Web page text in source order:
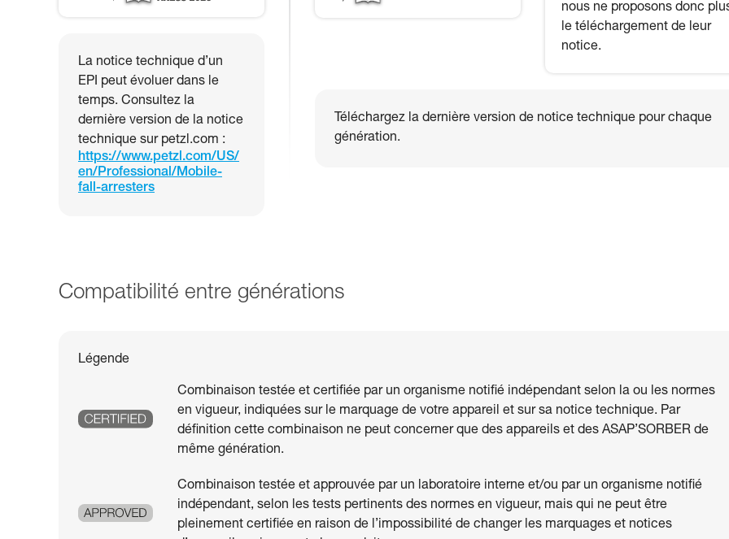
La notice technique d’un
EPI peut évoluer dans le
temps. Consultez la
dernière version de la notice
technique sur petzl.com :
https://www.petzl.com/US/
en/Professional/Mobile-
fall-arresters
nous ne proposons donc
le téléchargement de leur
notice.
Téléchargez la dernière version de notice technique pour chaque
génération.
Compatibilité entre générations
Légende
Combinaison testée et certifiée par un organisme notifié indépendant selon la ou les normes
en vigueur, indiquées sur le marquage de votre appareil et sur sa notice technique. Par
définition cette combinaison ne peut concerner que des appareils et des ASAP’SORBER de
même génération.
Combinaison testée et approuvée par un laboratoire interne et/ou par un organisme notifié
indépendant, selon les tests pertinents des normes en vigueur, mais qui ne peut être
pleinement certifiée en raison de l’impossibilité de changer les marquages et notices